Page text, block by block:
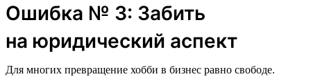
Ошибка № 3: Забить
на юридический аспект
Для многих превращение хобби в бизнес равно свободе.